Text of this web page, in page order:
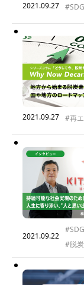
2021.09.27
2021.09.27 #再
2021.09.22
#脱